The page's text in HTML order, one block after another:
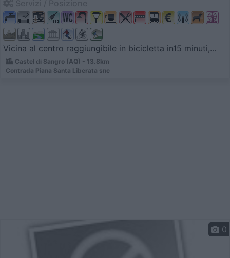
Vicina al centro raggiungibile in bicicletta in15 minuti,...
Castel di Sangro (AQ) - 13.8km
Contrada Piana Santa Liberata snc
0